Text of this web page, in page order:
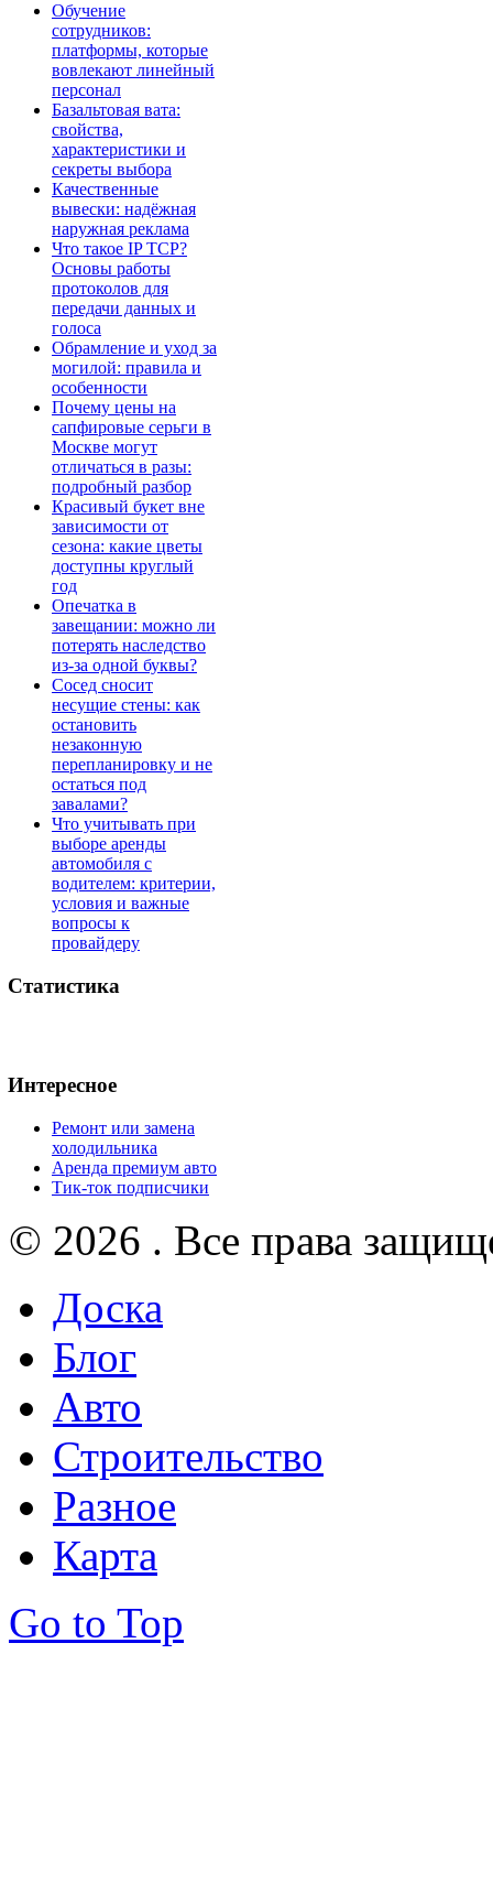
Обучение
сотрудников:
платформы, которые
вовлекают линейный
персонал
Базальтовая вата:
свойства,
характеристики и
секреты выбора
Качественные
вывески: надёжная
наружная реклама
Что такое IP TCP?
Основы работы
протоколов для
передачи данных и
голоса
Обрамление и уход за
могилой: правила и
особенности
Почему цены на
сапфировые серьги в
Москве могут
отличаться в разы:
подробный разбор
Красивый букет вне
зависимости от
сезона: какие цветы
доступны круглый
год
Опечатка в
завещании: можно ли
потерять наследство
из-за одной буквы?
Сосед сносит
несущие стены: как
остановить
незаконную
перепланировку и не
остаться под
завалами?
Что учитывать при
выборе аренды
автомобиля с
водителем: критерии,
условия и важные
вопросы к
провайдеру
Статистика
Интересное
Ремонт или замена
холодильника
Аренда премиум авто
Тик-ток подписчики
© 2026 . Все права
Доска
Блог
Авто
Строительство
Разное
Карта
Go to Top